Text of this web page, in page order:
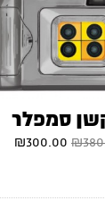
סמפלר
₪
₪300.00